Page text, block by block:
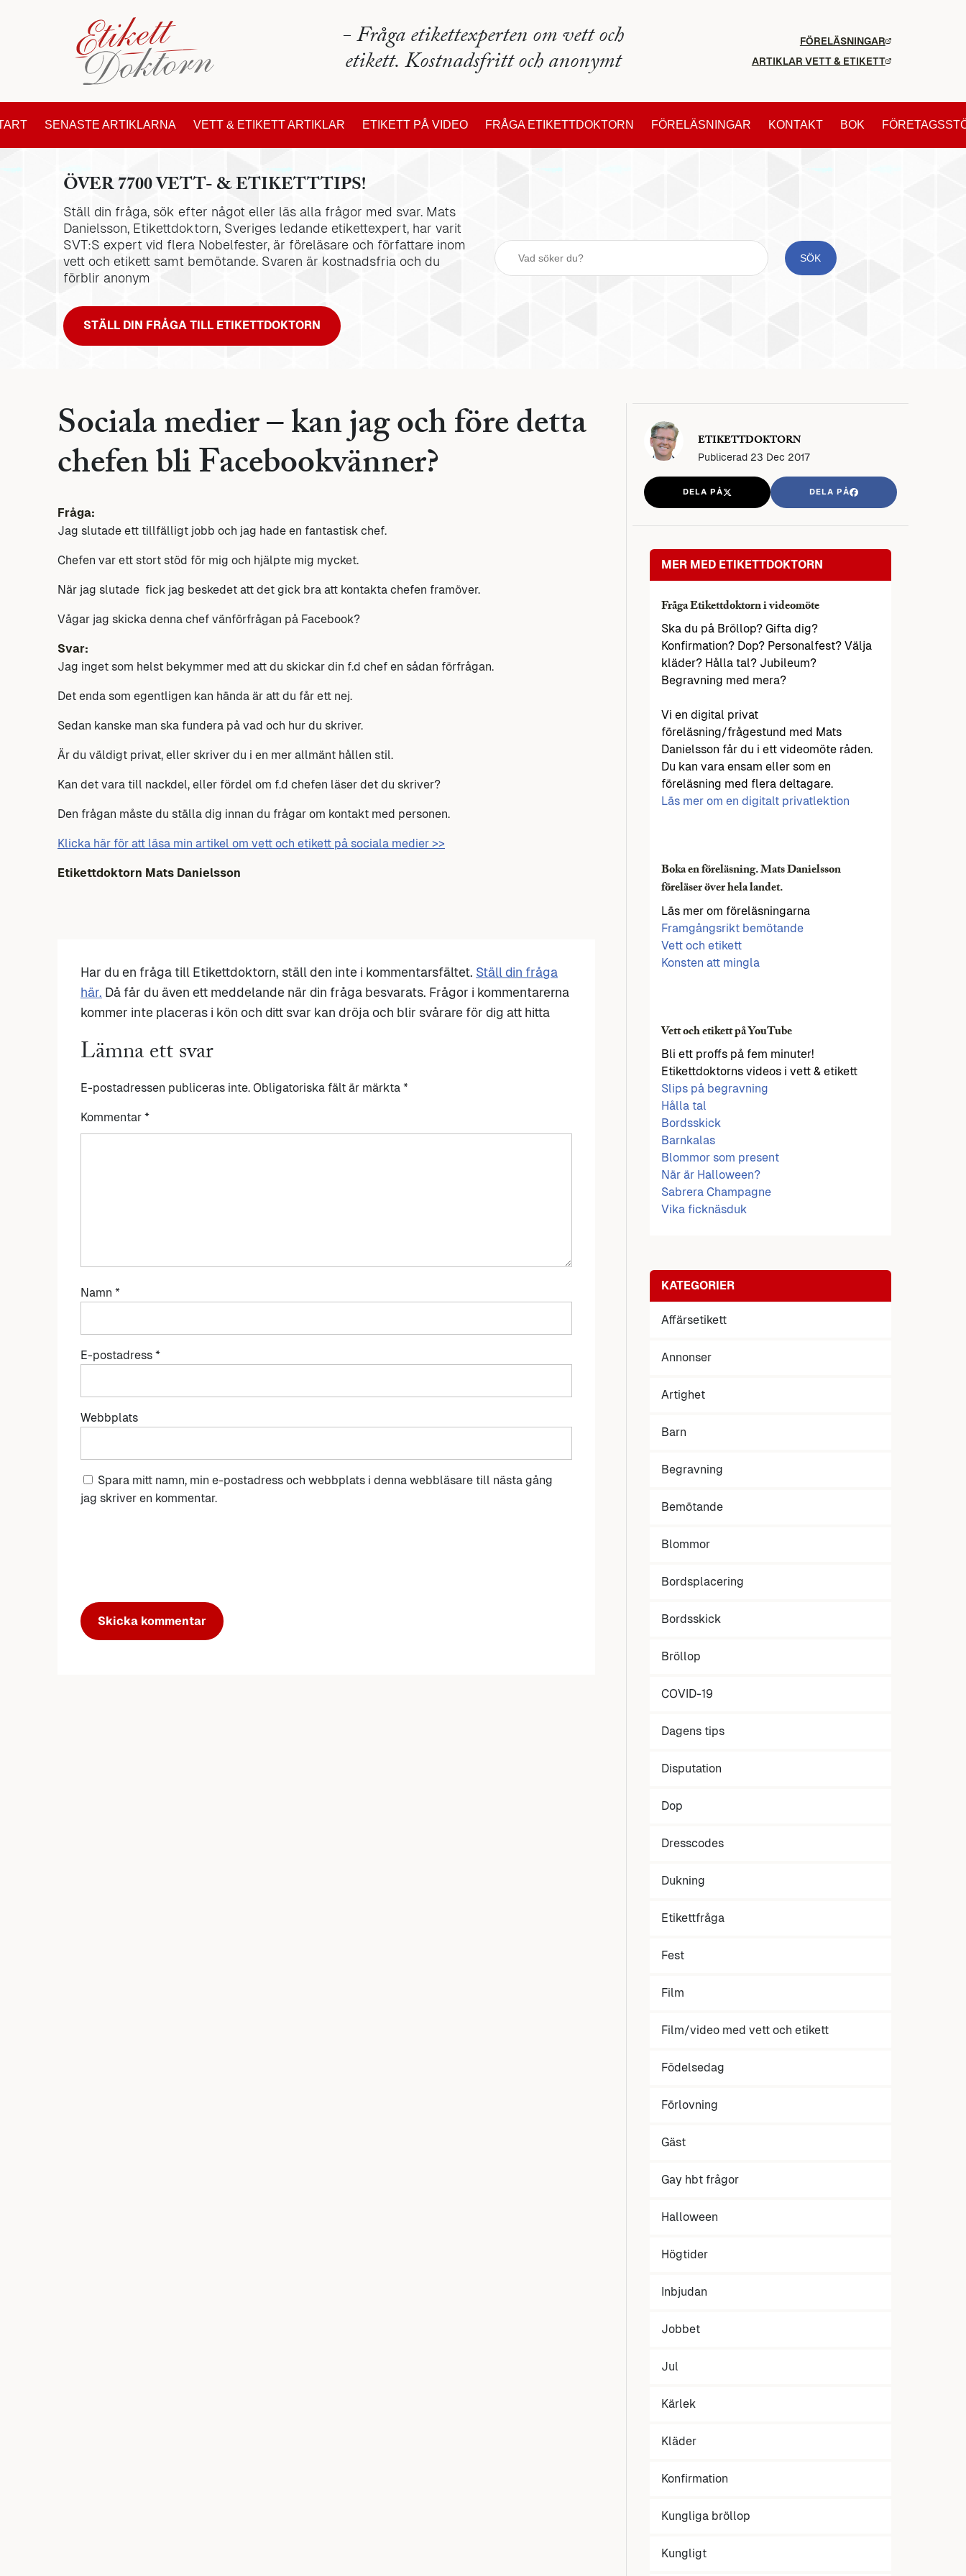
- Fråga etikettexperten om vett och
etikett. Kostnadsfritt och anonymt
FÖRELÄSNINGAR
ARTIKLAR VETT & ETIKETT
SENASTE ARTIKLARNA VETT & ETIKETT ARTIKLAR ETIKETT PÅ VIDEO FRÅGA ETIKETTDOKTORN FÖRELÄSNINGAR KONTAKT BOK
ÖVER 7700 VETT- & ETIKETTTIPS!
Ställ din fråga, sök efter något eller läs alla frågor med svar. Mats
Danielsson, Etikettdoktorn, Sveriges ledande etikettexpert, har varit
SVT:S expert vid flera Nobelfester, är föreläsare och författare inom
vett och etikett samt bemötande. Svaren är kostnadsfria och du
förblir anonym
STÄLL DIN FRÅGA TILL ETIKETTDOKTORN
Sociala medier – kan jag och före detta
chefen bli Facebookvänner?
Fråga:
Jag slutade ett tillfälligt jobb och jag hade en fantastisk chef.
Chefen var ett stort stöd för mig och hjälpte mig mycket.
När jag slutade fick jag beskedet att det gick bra att kontakta chefen framöver.
Vågar jag skicka denna chef vänförfrågan på Facebook?
Svar:
Jag inget som helst bekymmer med att du skickar din f.d chef en sådan förfrågan.
Det enda som egentligen kan hända är att du får ett nej.
Sedan kanske man ska fundera på vad och hur du skriver.
Är du väldigt privat, eller skriver du i en mer allmänt hållen stil.
Kan det vara till nackdel, eller fördel om f.d chefen läser det du skriver?
Den frågan måste du ställa dig innan du frågar om kontakt med personen.
Klicka här för att läsa min artikel om vett och etikett på sociala medier >>
Etikettdoktorn Mats Danielsson
Har du en fråga till Etikettdoktorn, ställ den inte i kommentarsfältet. Ställ din fråga
här. Då får du även ett meddelande när din fråga besvarats. Frågor i kommentarerna
kommer inte placeras i kön och ditt svar kan dröja och blir svårare för dig att hitta
Lämna ett svar
E-postadressen publiceras inte. Obligatoriska fält är märkta *
Kommentar *
Namn *
E-postadress *
Webbplats
Spara mitt namn, min e-postadress och webbplats i denna webbläsare till nästa gång
jag skriver en kommentar.
ETIKETTDOKTORN
Publicerad 23 Dec 2017
DELA PÅ DELA PÅ
MER MED ETIKETTDOKTORN
Fråga Etikettdoktorn i videomöte
Ska du på Bröllop? Gifta dig?
Konfirmation? Dop? Personalfest? Välja
kläder? Hålla tal? Jubileum?
Begravning med mera?
Vi en digital privat
föreläsning/frågestund med Mats
Danielsson får du i ett videomöte råden.
Du kan vara ensam eller som en
föreläsning med flera deltagare.
Läs mer om en digitalt privatlektion
Boka en föreläsning. Mats Danielsson
föreläser över hela landet.
Läs mer om föreläsningarna
Framgångsrikt bemötande
Vett och etikett
Konsten att mingla
Vett och etikett på YouTube
Bli ett proffs på fem minuter!
Etikettdoktorns videos i vett & etikett
Slips på begravning
Hålla tal
Bordsskick
Barnkalas
Blommor som present
När är Halloween?
Sabrera Champagne
Vika ficknäsduk
KATEGORIER
Affärsetikett
Annonser
Artighet
Barn
Begravning
Bemötande
Blommor
Bordsplacering
Bordsskick
Bröllop
COVID-19
Dagens tips
Disputation
Dop
Dresscodes
Dukning
Etikettfråga
Fest
Film
Film/video med vett och etikett
Födelsedag
Förlovning
Gäst
Gay hbt frågor
Halloween
Högtider
Inbjudan
Jobbet
Jul
Kärlek
Kläder
Konfirmation
Kungliga bröllop
Kungligt